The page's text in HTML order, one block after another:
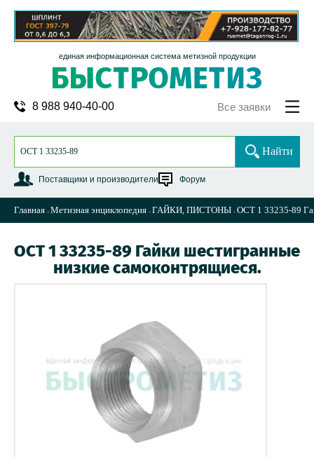
единая информационная система метизной продукции
8 988 940-40-00 Все заявки
Поставщики и производители Форум
Найти
Главная Метизная энциклопедия ГАЙКИ, ПИСТОНЫ ОСТ 1 33235-89
ОСТ 1 33235-89 Гайки шестигранные
низкие самоконтрящиеся.